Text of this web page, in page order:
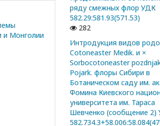
и Монголии
ряду смежных флор УДК
582.29:581.93(571.53)
282
Интродукция видов
Cotoneaster Medik. и ×
Sorbocotoneaster
Pojark. флоры Сибири в
Ботаническом саду им.
Фомина Киевского
университета им. Тараса
Шевченко (сообщение 2)